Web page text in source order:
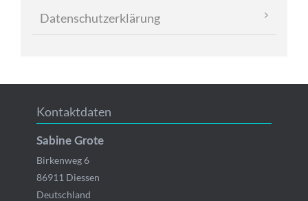
Datenschutzerklärung
Kontaktdaten
Sabine Grote
Birkenweg 6
86911 Diessen
Deutschland